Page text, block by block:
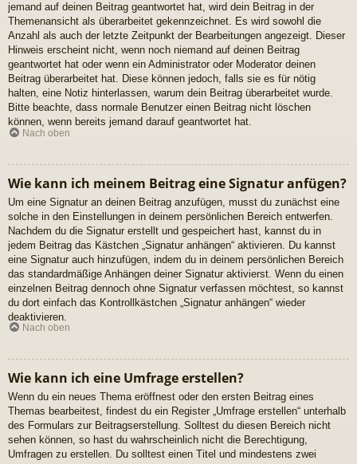
jemand auf deinen Beitrag geantwortet hat, wird dein Beitrag in der
Themenansicht als überarbeitet gekennzeichnet. Es wird sowohl die
Anzahl als auch der letzte Zeitpunkt der Bearbeitungen angezeigt. Dieser
Hinweis erscheint nicht, wenn noch niemand auf deinen Beitrag
geantwortet hat oder wenn ein Administrator oder Moderator deinen
Beitrag überarbeitet hat. Diese können jedoch, falls sie es für nötig
halten, eine Notiz hinterlassen, warum dein Beitrag überarbeitet wurde.
Bitte beachte, dass normale Benutzer einen Beitrag nicht löschen
können, wenn bereits jemand darauf geantwortet hat.
Nach oben
Wie kann ich meinem Beitrag eine Signatur anfügen?
Um eine Signatur an deinen Beitrag anzufügen, musst du zunächst eine
solche in den Einstellungen in deinem persönlichen Bereich entwerfen.
Nachdem du die Signatur erstellt und gespeichert hast, kannst du in
jedem Beitrag das Kästchen „Signatur anhängen“ aktivieren. Du kannst
eine Signatur auch hinzufügen, indem du in deinem persönlichen Bereich
das standardmäßige Anhängen deiner Signatur aktivierst. Wenn du einen
einzelnen Beitrag dennoch ohne Signatur verfassen möchtest, so kannst
du dort einfach das Kontrollkästchen „Signatur anhängen“ wieder
deaktivieren.
Nach oben
Wie kann ich eine Umfrage erstellen?
Wenn du ein neues Thema eröffnest oder den ersten Beitrag eines
Themas bearbeitest, findest du ein Register „Umfrage erstellen“ unterhalb
des Formulars zur Beitragserstellung. Solltest du diesen Bereich nicht
sehen können, so hast du wahrscheinlich nicht die Berechtigung,
Umfragen zu erstellen. Du solltest einen Titel und mindestens zwei